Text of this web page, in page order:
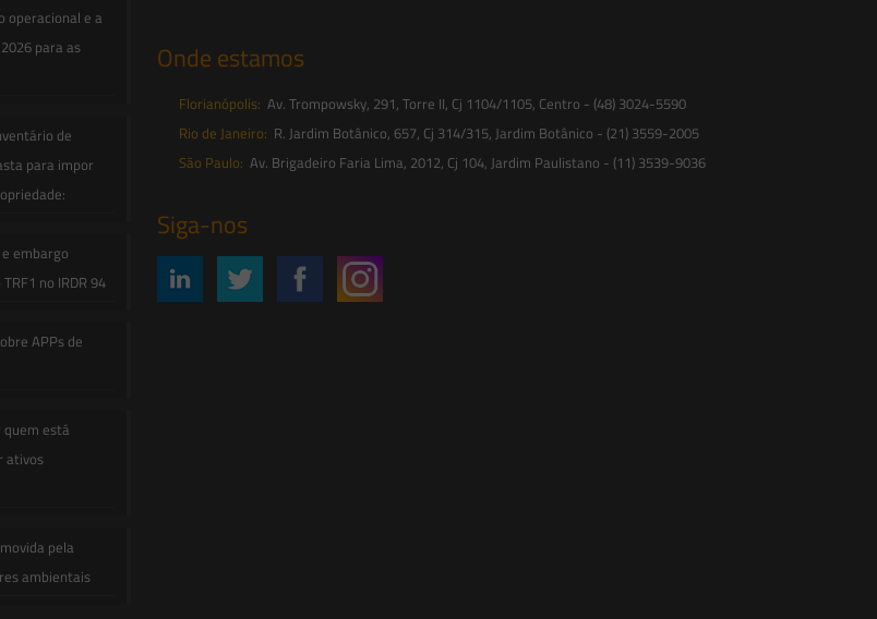
operacional e a
para as
de
para impor
embargo
no IRDR 94
APPs de
quem está
ativos
pela
ambientais
Onde estamos
Florianópolis: Av. Trompowsky, 291, Torre II, Cj 1104/1105, Centro - (48) 3024-5590
Rio de Janeiro: R. Jardim Botânico, 657, Cj 314/315, Jardim Botânico - (21) 3559-2005
São Paulo: Av. Brigadeiro Faria Lima, 2012, Cj 104, Jardim Paulistano - (11) 3539-9036
Siga-nos